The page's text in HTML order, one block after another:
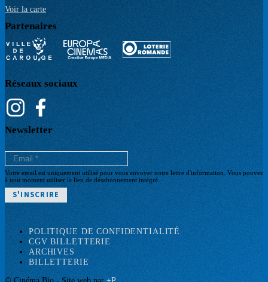
Voir la carte
Partenaires
Réseaux sociaux
Newsletter
Votre email est uniquement utilisé pour vous envoyer notre lettre d'information. Vous pouvez
à tout moment utiliser le lien de désabonnement intégré.
Pied
de
page
POLITIQUE DE CONFIDENTIALITÉ
CGV BILLETTERIE
ARCHIVES
BILLETTERIE